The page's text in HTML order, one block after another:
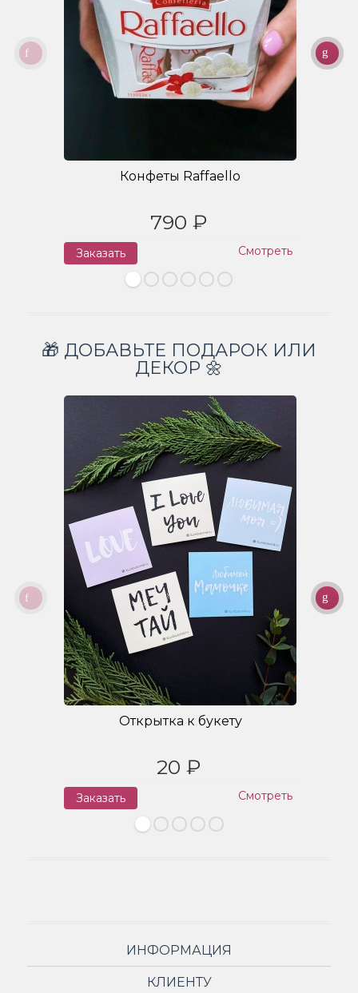
Конфеты Raffaello
790 ₽
Заказать Смотреть
🎁 ДОБАВЬТЕ ПОДАРОК ИЛИ
ДЕКОР 🌼
Открытка к букету
20 ₽
Заказать Смотреть
ИНФОРМАЦИЯ
КЛИЕНТУ